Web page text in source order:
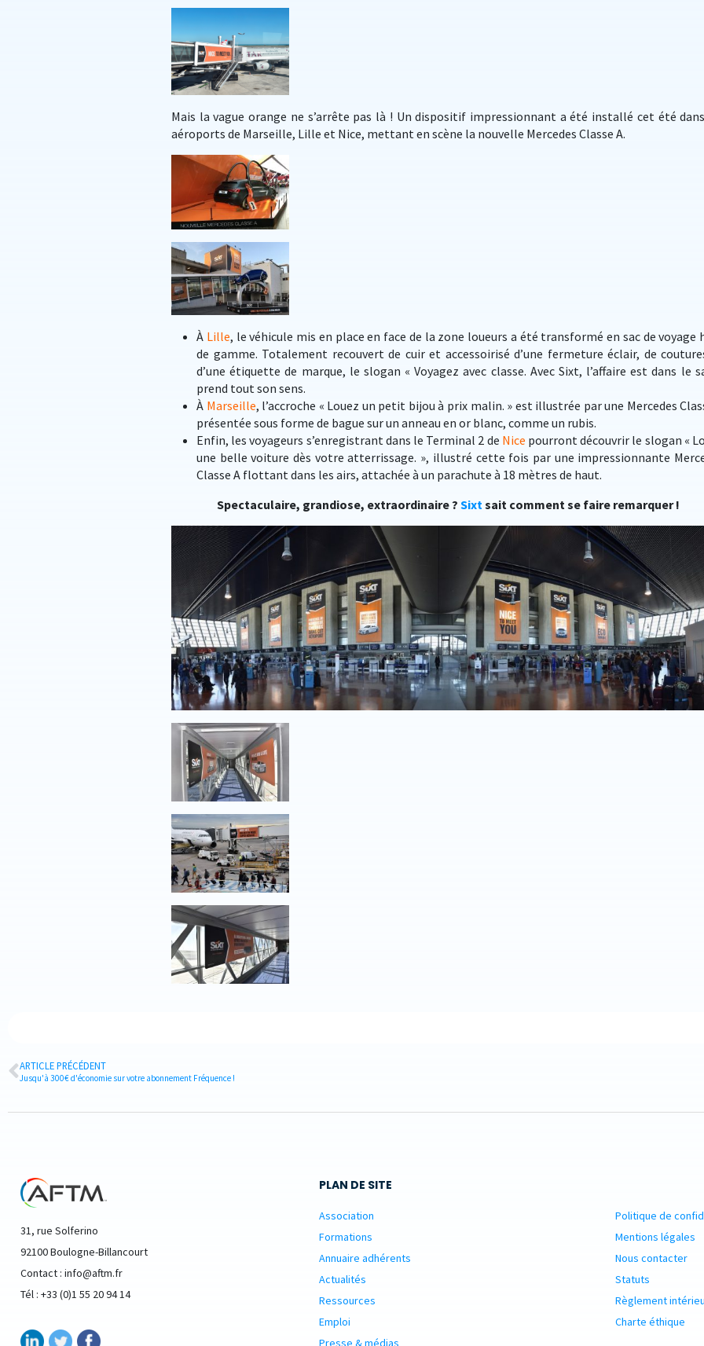
Mais la vague orange ne s’arrête pas là ! Un dispositif impressionnant a été installé cet été
aéroports de Marseille, Lille et Nice, mettant en scène la nouvelle Mercedes Classe A.
À Lille, le véhicule mis en place en face de la zone loueurs a été transformé en sac de voyage
de gamme. Totalement recouvert de cuir et accessoirisé d’une fermeture éclair, de
d’une étiquette de marque, le slogan « Voyagez avec classe. Avec Sixt, l’affaire est dans le
prend tout son sens.
À Marseille, l’accroche « Louez un petit bijou à prix malin. » est illustrée par une Mercedes
présentée sous forme de bague sur un anneau en or blanc, comme un rubis.
Enfin, les voyageurs s’enregistrant dans le Terminal 2 de Nice pourront découvrir le slogan «
une belle voiture dès votre atterrissage. », illustré cette fois par une impressionnante
Classe A flottant dans les airs, attachée à un parachute à 18 mètres de haut.
Spectaculaire, grandiose, extraordinaire ? Sixtsait comment se faire remarquer !
ARTICLE PRÉCÉDENT
Jusqu'à 300€ d'économie sur votre abonnement Fréquence !
31, rue Solferino
92100 Boulogne-Billancourt
Contact : info@aftm.fr
Tél : +33 (0)1 55 20 94 14
PLAN DE SITE
Association
Formations
Annuaire adhérents
Actualités
Ressources
Emploi
Presse & médias
Politique de
Mentions légales
Nous contacter
Statuts
Règlement
Charte éthique